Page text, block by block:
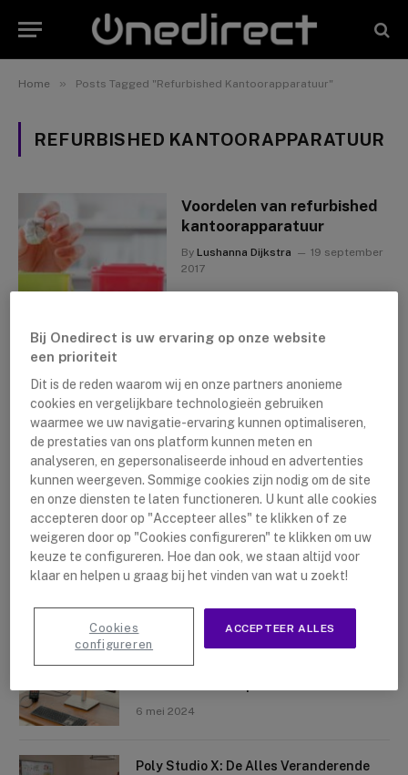
Home » Posts Tagged "Refurbished Kantoorapparatuur"
REFURBISHED KANTOORAPPARATUUR
Voordelen van refurbished
kantoorapparatuur
By Lushanna Dijkstra
19 september
2017
Nieuwste artikelen
Logitech Sight: De Tafelcamera Voor
Crosscall X-Space: Transformeer Je
6 mei 2024
Poly Studio X: De Alles Veranderende
Bij Onedirect is uw ervaring op onze website
een prioriteit
Dit is de reden waarom wij en onze partners anonieme
cookies en vergelijkbare technologieën gebruiken
waarmee we uw navigatie-ervaring kunnen optimaliseren,
de prestaties van ons platform kunnen meten en
analyseren, en gepersonaliseerde inhoud en advertenties
kunnen weergeven. Sommige cookies zijn nodig om de site
en onze diensten te laten functioneren. U kunt alle cookies
accepteren door op "Accepteer alles" te klikken of ze
weigeren door op "Cookies configureren" te klikken om uw
keuze te configureren. Hoe dan ook, we staan altijd voor
klaar en helpen u graag bij het vinden van wat u zoekt!
ACCEPTEER ALLES
Cookies
configureren